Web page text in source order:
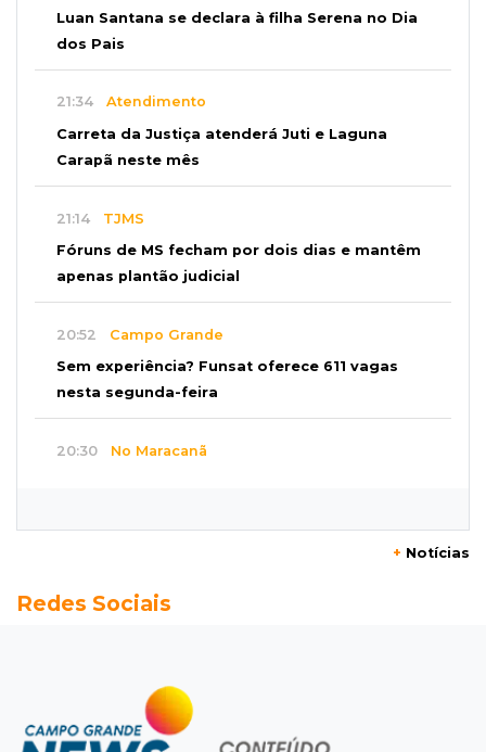
Luan Santana se declara à filha Serena no Dia
dos Pais
21:34 Atendimento
Carreta da Justiça atenderá Juti e Laguna
Carapã neste mês
21:14 TJMS
Fóruns de MS fecham por dois dias e mantêm
apenas plantão judicial
20:52 Campo Grande
Sem experiência? Funsat oferece 611 vagas
nesta segunda-feira
20:30 No Maracanã
Seleções em MS têm salários de até R$ 8,2 mil;
Jardim Itatiaia
Vigia é amarrado durante roubo de carro e
dois caminhões em pátio
+ Notícias
Redes Sociais